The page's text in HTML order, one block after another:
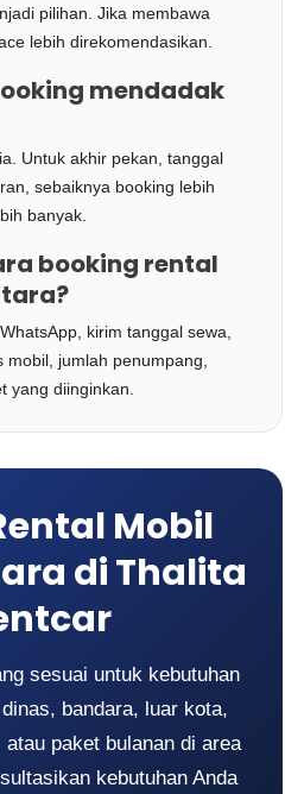
pilihan. Jika membawa
lebih direkomendasikan.
mendadak
Untuk akhir pekan, tanggal
sebaiknya booking lebih
banyak.
booking rental
kirim tanggal sewa,
jumlah penumpang,
yang diinginkan.
Mobil
di Thalita
sesuai untuk kebutuhan
bandara, luar kota,
paket bulanan di area
kebutuhan Anda